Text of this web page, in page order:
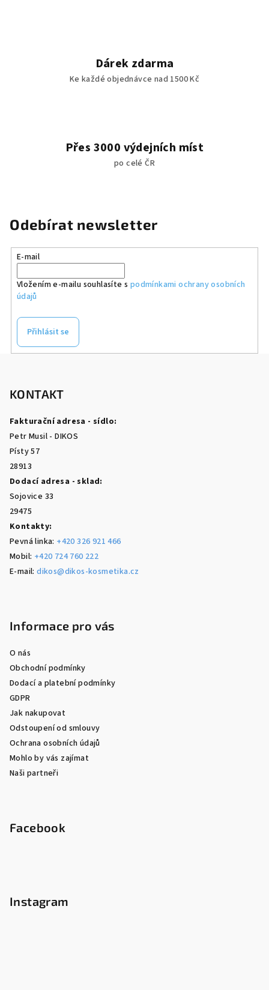
Dárek zdarma
Ke každé objednávce nad 1500 Kč
Přes 3000 výdejních míst
po celé ČR
Odebírat newsletter
E-mail
Vložením e-mailu souhlasíte s podmínkami ochrany osobních
údajů
Přihlásit se
KONTAKT
Fakturační adresa - sídlo:
Petr Musil - DIKOS
Písty 57
28913
Dodací adresa - sklad:
Sojovice 33
29475
Kontakty:
Pevná linka: +420 326 921 466
Mobil: +420 724 760 222
E-mail:dikos@dikos-kosmetika.cz
Informace pro vás
O nás
Obchodní podmínky
Dodací a platební podmínky
GDPR
Jak nakupovat
Odstoupení od smlouvy
Ochrana osobních údajů
Mohlo by vás zajímat
Naši partneři
Facebook
Instagram